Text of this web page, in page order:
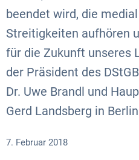
beendet wird, die
Streitigkeiten aufhören
für die Zukunft unseres
der Präsident des
Dr. Uwe Brandl und
Gerd Landsberg in
7. Februar 2018